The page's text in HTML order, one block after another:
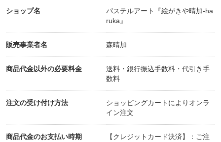
この教室には、「こう描きましょう」という正解が
ほとんどありません。
もちろん、パステルの使い方や、イメージ通りに仕
上がるコツはお伝えします。
じているか」「どのようなモノを絵描くたいか」で
す。
ショップ名
パステルアート『絵がきや晴加-ha
ruka』
販売事業者名 森晴加
商品代金以外の必要料金
送料・銀行振込手数料・代引き手
数料
注文の受け付け方法
ショッピングカートによりオンラ
イン注文
商品代金のお支払い時期
【クレジットカード決済】：ご注